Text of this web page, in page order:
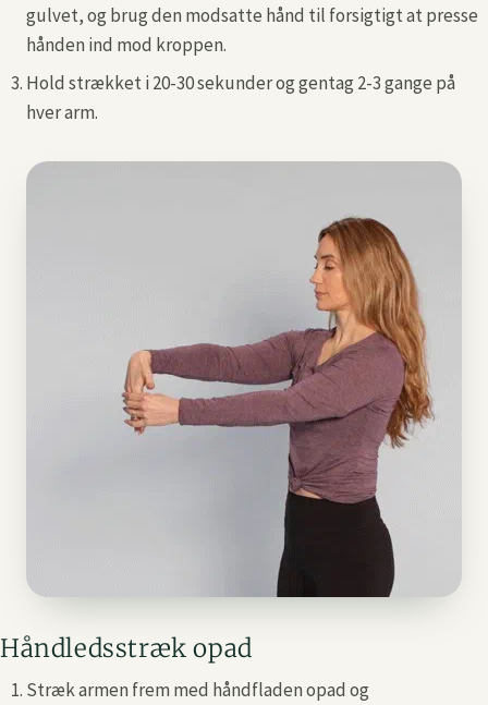
gulvet, og brug den modsatte hånd til forsigtigt at presse
hånden ind mod kroppen.
Hold strækket i 20-30 sekunder og gentag 2-3 gange på
hver arm.
Håndledsstræk opad
Stræk armen frem med håndfladen opad og